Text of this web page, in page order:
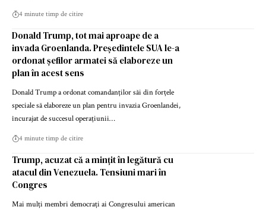
4 minute timp de citire
Donald Trump, tot mai aproape de a
invada Groenlanda. Președintele SUA le-a
ordonat șefilor armatei să elaboreze un
plan în acest sens
Donald Trump a ordonat comandanților săi din forțele
speciale să elaboreze un plan pentru invazia Groenlandei,
încurajat de succesul operațiunii…
4 minute timp de citire
Trump, acuzat că a mințit în legătură cu
atacul din Venezuela. Tensiuni mari în
Congres
Mai mulți membri democrați ai Congresului american